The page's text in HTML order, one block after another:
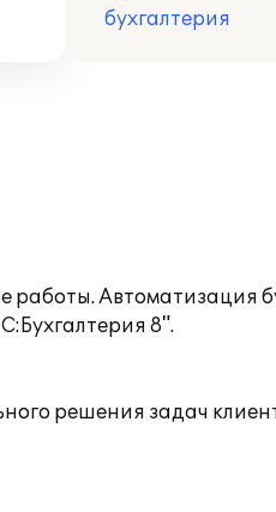
бухгалтерия
Автоматизация
8".
решения задач